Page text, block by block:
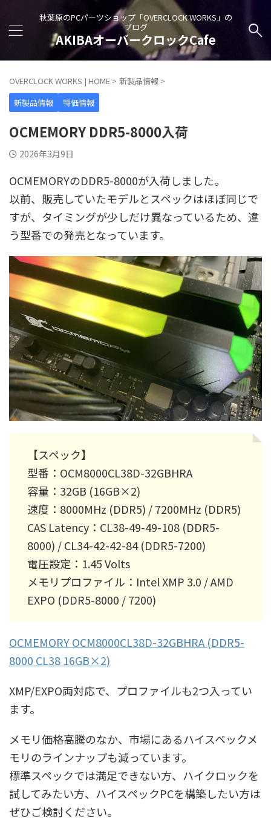
秋葉原のPCパーツショップ「OVERCLOCK WORKS」の
ブログ
AKIBAオーバークロックCafe
OVERCLOCK WORKS | HOME > 新製品情報 >
新製品情報
特価情報
OCMEMORY DDR5-8000入荷
2026年3月9日
OCMEMORYのDDR5-8000が入荷しました。
以前、販売していたモデルとスペックはほぼ同じで
すが、タイミングが少しだけ異なっているため、違
う型番での発売となっています。
【スペック】
型番：OCM8000CL38D-32GBHRA
容量：32GB (16GB×2)
速度：8000MHz (DDR5) / 7200MHz (DDR5)
CAS Latency：CL38-49-49-108 (DDR5-
8000) / CL34-42-42-84 (DDR5-7200)
電圧設定：1.45 Volts
メモリプロファイル：Intel XMP 3.0 / AMD
EXPO (DDR5-8000 / 7200)
OCMEMORY OCM8000CL38D-32GBHRA (DDR5-
8000 CL38 16GB×2)
XMP/EXPO両対応で、プロファイルも2つ入ってい
ます。
メモリ価格高騰のなか、市場にあるハイスペックメ
モリのラインナップも減っています。
標準スペックでは満足できない方、ハイクロックを
試してみたい方、ハイスペックPCを構築したい方は
ぜひご検討ください。